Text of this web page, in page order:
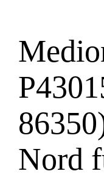
Nord